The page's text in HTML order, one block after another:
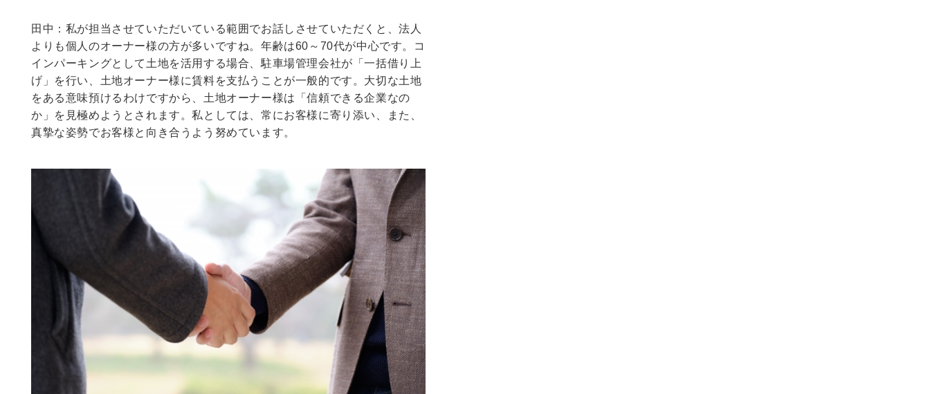
田中：私が担当させていただいている範囲でお話しさせていただくと、法人
よりも個人のオーナー様の方が多いですね。年齢は60～70代が中心です。コ
インパーキングとして土地を活用する場合、駐車場管理会社が「一括借り上
げ」を行い、土地オーナー様に賃料を支払うことが一般的です。大切な土地
をある意味預けるわけですから、土地オーナー様は「信頼できる企業なの
か」を見極めようとされます。私としては、常にお客様に寄り添い、また、
真摯な姿勢でお客様と向き合うよう努めています。